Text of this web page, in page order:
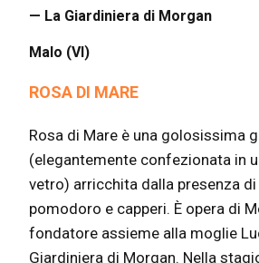
— La Giardiniera di Morgan
Malo (VI)
ROSA DI MARE
Rosa di Mare è una golosissima
(elegantemente confezionata in
vetro) arricchita dalla presenza
pomodoro e capperi. È opera di
fondatore assieme alla moglie
Giardiniera di Morgan. Nella